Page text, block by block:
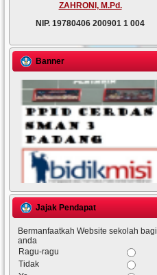
ZAHRONI, M.Pd.
NIP. 19780406 200901 1 004
Banner
Jajak Pendapat
Bermanfaatkah Website sekolah bagi
anda
Ragu-ragu
Tidak